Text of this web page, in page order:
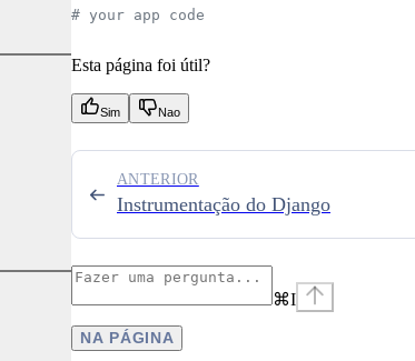
# your app code
Esta página foi útil?
Sim Nao
Instrumentação do Django
ANTERIOR
⌘I
NA PÁGINA